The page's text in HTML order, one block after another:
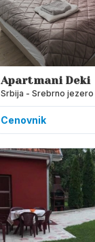
Apartmani Deki
Srbija - Srebrno jezero
Cenovnik